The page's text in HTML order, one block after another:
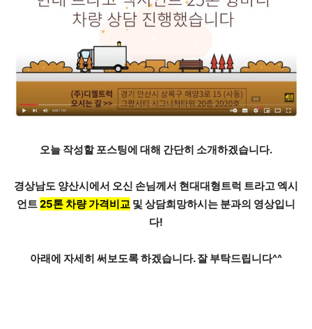
오늘 작성할 포스팅에 대해 간단히 소개하겠습니다.
경상남도 양산시에서 오신 손님께서 현대대형트럭 트라고 엑시
언트25톤 차량 가격비교 및 상담희망하시는 분과의 영상입니
다!
아래에 자세히 써보도록 하겠습니다. 잘 부탁드립니다^^